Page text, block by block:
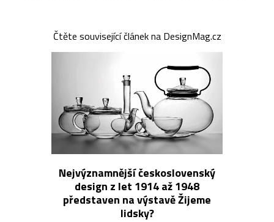
Čtěte související článek na DesignMag.cz
Nejvýznamnější československý
design z let 1914 až 1948
představen na výstavě Žijeme
lidsky?